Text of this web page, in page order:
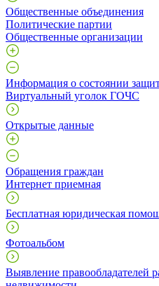
Общественные объединения
Политические партии
Общественные организации
Информация о состоянии
Виртуальный уголок ГОЧС
Открытые данные
Обращения граждан
Интернет приемная
Бесплатная юридическая
Фотоальбом
Выявление правообладателей